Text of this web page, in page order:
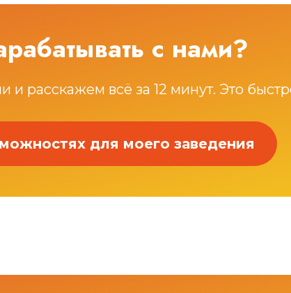
с нами?
и расскажем всё за 12 минут. Это
для моего заведения